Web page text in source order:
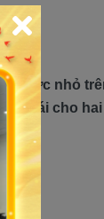
thước nhỏ
mái cho
biệt.